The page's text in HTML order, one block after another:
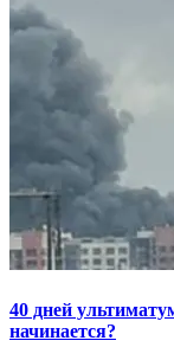
40 дней
начинается?